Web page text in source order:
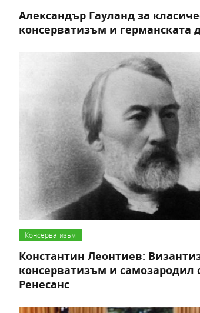
Александър Гауланд за
консерватизъм и германската
Консерватизъм
Константин Леонтиев:
консерватизъм и самозародил
Ренесанс